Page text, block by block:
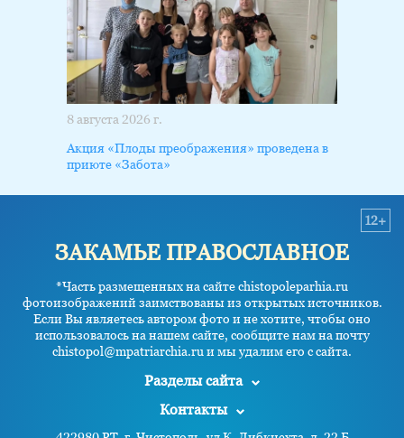
8 августа 2026 г.
Акция «Плоды преображения» проведена в
приюте «Забота»
ЗАКАМЬЕ ПРАВОСЛАВНОЕ
*Часть размещенных на сайте chistopoleparhia.ru
фотоизображений заимствованы из открытых источников.
Если Вы являетесь автором фото и не хотите, чтобы оно
использовалось на нашем сайте, сообщите нам на почту
chistopol@mpatriarchia.ru и мы удалим его с сайта.
12+
Разделы сайта
Контакты